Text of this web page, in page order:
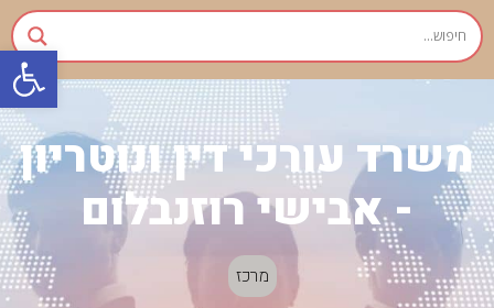
משרד עורכי דין ונוטריון
- אבישי רוזנבלום
מרכז